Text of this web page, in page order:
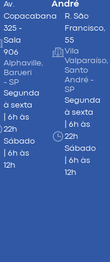
Av.
Copacabana
325 -
Sala
906
Alphaville,
Barueri
- SP
Segunda
à sexta
| 6h às
22h
Sábado
| 6h às
12h
André
R. São
Francisco,
55
Vila
Valparaíso,
Santo
André -
SP
Segunda
à sexta
| 6h às
22h
Sábado
| 6h às
12h